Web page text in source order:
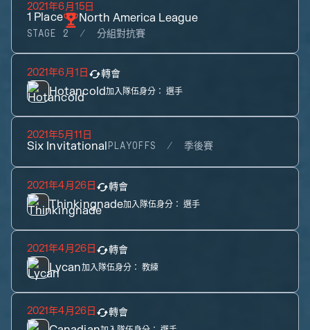
2021年6月15日
1 Place North America League
STAGE 2 分組對抗賽
2021年6月1日 轉會
Hotancold加入隊伍身分： 選手
2021年5月11日
Six InvitationalPLAYOFFS 季後賽
2021年4月26日 轉會
Thinkingnade加入隊伍身分： 選手
2021年4月26日 轉會
Lycan加入隊伍身分： 教練
2021年4月26日 轉會